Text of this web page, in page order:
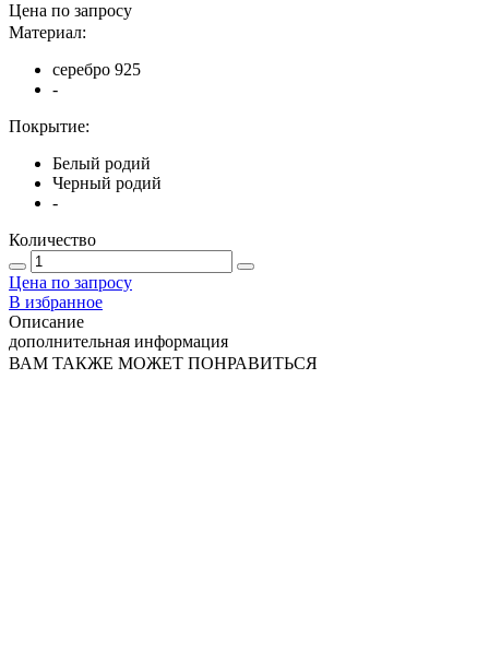
Цена по запросу
Материал:
серебро 925
-
Покрытие:
Белый родий
Черный родий
-
Количество
Цена по запросу
В избранное
Описание
дополнительная информация
ВАМ ТАКЖЕ МОЖЕТ ПОНРАВИТЬСЯ